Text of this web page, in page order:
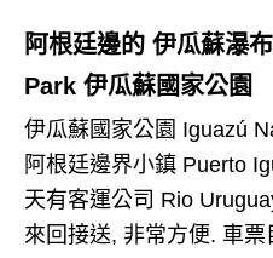
阿根廷邊的 伊瓜蘇瀑
Park 伊瓜蘇國家公園
伊瓜蘇國家公園 Iguazú
阿根廷邊界小鎮 Puerto
天有客運公司 Rio
來回接送, 非常方便. 車